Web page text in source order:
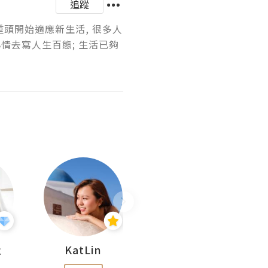
追蹤
開始適應新生活, 很多人
去寫人生百態; 生活已夠
KatLin